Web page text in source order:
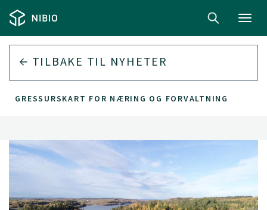
TILBAKE TIL NYHETER
FOR NÆRING OG FORVALTNING